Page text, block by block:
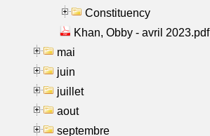
Constituency
Khan, Obby - avril 2023.pdf
mai
juin
juillet
aout
septembre